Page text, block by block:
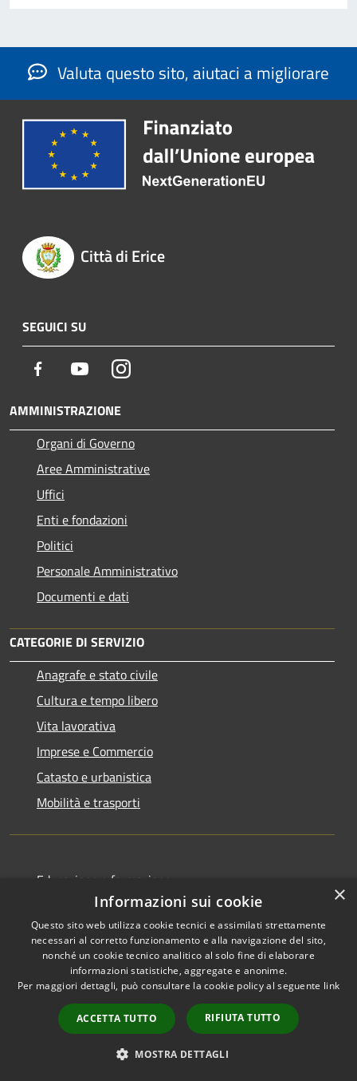
Valuta questo sito, aiutaci a migliorare
Città di Erice
SEGUICI SU
Facebook YoutubeInstagram
AMMINISTRAZIONE
Organi di Governo
Aree Amministrative
Uffici
Enti e fondazioni
Politici
Personale Amministrativo
Documenti e dati
CATEGORIE DI SERVIZIO
Anagrafe e stato civile
Cultura e tempo libero
Vita lavorativa
Imprese e Commercio
Catasto e urbanistica
Mobilità e trasporti
Educazione e formazione
Giustizia e sicurezza pubblica
Tributi,finanze e contravvenzioni
Ambiente
Salute, benessere e assistenza
Autorizzazioni
×
Informazioni sui cookie
Questo sito web utilizza cookie tecnici e assimilati strettamente
necessari al corretto funzionamento e alla navigazione del sito,
nonché un cookie tecnico analitico al solo fine di elaborare
informazioni statistiche, aggregate e anonime.
Per maggiori dettagli, può consultare la cookie policy al seguente link
ACCETTA TUTTO RIFIUTA TUTTO
MOSTRA DETTAGLI